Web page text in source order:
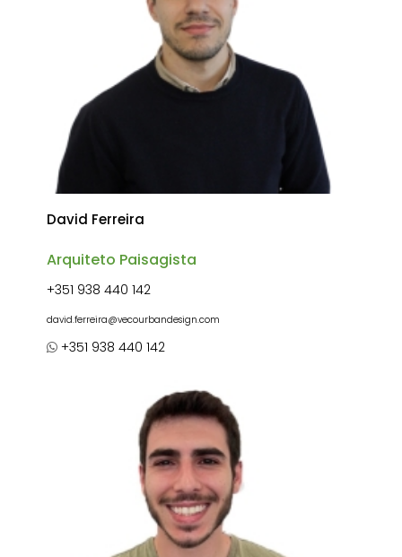
David Ferreira
Arquiteto Paisagista
+351 938 440 142
david.ferreira@vecourbandesign.com
+351 938 440 142